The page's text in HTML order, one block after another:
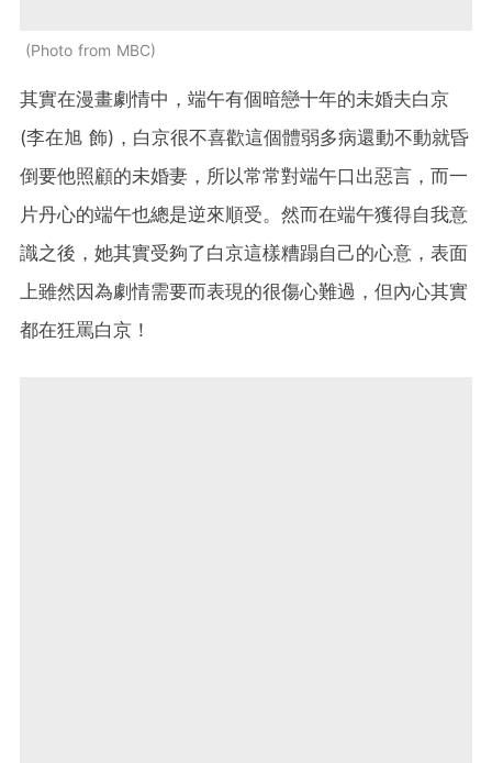
Photo from MBC
其實在漫畫劇情中，端午有個暗戀十年的未婚夫白京
(李在旭 飾)，白京很不喜歡這個體弱多病還動不動就昏
倒要他照顧的未婚妻，所以常常對端午口出惡言，而一
片丹心的端午也總是逆來順受。然而在端午獲得自我意
識之後，她其實受夠了白京這樣糟蹋自己的心意，表面
上雖然因為劇情需要而表現的很傷心難過，但內心其實
都在狂罵白京！